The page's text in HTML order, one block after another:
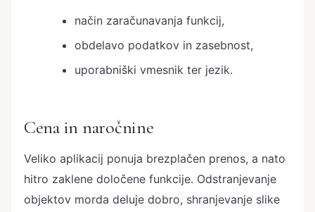
način zaračunavanja funkcij,
obdelavo podatkov in zasebnost,
uporabniški vmesnik ter jezik.
Cena in naročnine
Veliko aplikacij ponuja brezplačen prenos, a nato
hitro zaklene določene funkcije. Odstranjevanje
objektov morda deluje dobro, shranjevanje slike